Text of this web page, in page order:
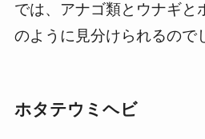
では、アナゴ類とウナギと
のように見分けられるので
ホタテウミヘビ